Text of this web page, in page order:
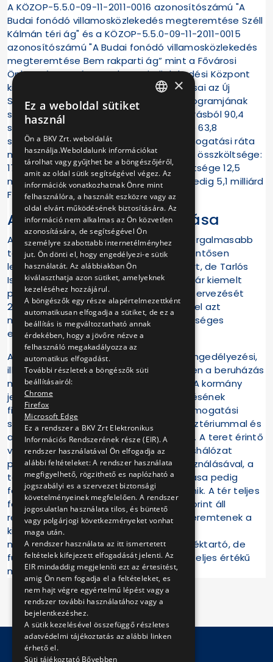
A KÖZOP-5.5.0-09-11-2011-0016 azonosítószámú "A
Budai fonódó villamosközlekedés megteremtése Széll
Kálmán téri ág" és a KÖZOP-5.5.0-09-11-2011-0015
azonosítószámú "A Budai fonódó villamosközlekedés
megteremtése Bem rakparti ág” mint a Fővárosi
Önkormányzat és a Budapesti Közlekedési Központ
kiemelt közlekedésfejlesztési beruházásai az Új
Széchenyi Terv Közlekedési Operatív Programjának
segítségével európai uniós és hazai forrásból 90,4
százalékos (Széll Kálmán téri ág), illetve 63,8
százalékos (Bem rakparti ág) uniós támogatási ráta
mellett valósulnak meg. A budai fonódó összköltsége:
17,6 milliárd Ft, a Széll Kálmán téri ág költsége 12,5
milliárd Ft, a Bem rakparti ág költsége pedig 5,1 milliárd
Ft.
A Széll Kálmán tér felújítása
A Széll Kálmán tér, Budapest egyik legforgalmasabb
terének állapota az utóbbi években jelentősen
leromlott. A korábban több éven át ígért, de Tarlós
István főpolgármester programjában már kiemelt
projektként szereplő fejlesztés érdemi tervezését
2011-ben az alapoktól kezdték meg, mivel azt
megelőzően nem történtek meg a szükséges
előkészítő munkák.
Az elmúlt évek előkészítési, tervezési, engedélyezési,
illetve forrásbiztosítási munkáit követően a beruházás
megszerezte az építési engedélyeket. A kormány
jelentős részben biztosítja a tér átépítésének
finanszírozását, az ehhez szükséges támogatási
szerződések a Nemzeti Fejlesztési Minisztériummal és
a Belügyminisztériummal megköttettek. A teret érintő
villamoshálózat a Budai fonódó villamoshálózat
projekt európai uniós forrásainak felhasználásával, a
tér egyéb kiviteli munkáinak finanszírozása pedig
fővárosi, illetve állami forrásokból történik. A tér teljes
felújítására mintegy nettó 5,2 milliárd forint áll
rendelkezésre. Mindezek lehetőséget teremtenek a
kivitelezési munkák 2014 végén történő
megkezdésére, a Széll Kálmán tér mértéktartó, de
funkcionális és városképi szempontból teljes értékű
megújítására.
×
Ez a weboldal sütiket
használ
Ön a BKV Zrt. weboldalát
használja.Weboldalunk információkat
tárolhat vagy gyűjthet be a böngészőjéről,
amit az oldal sütik segítségével végez. Az
információk vonatkozhatnak Önre mint
felhasználóra, a használt eszközre vagy az
oldal elvárt működésének biztosítására. Az
információ nem alkalmas az Ön közvetlen
azonosítására, de segítségével Ön
személyre szabottabb internetélményhez
jut. Ön dönti el, hogy engedélyezi-e sütik
használatát. Az alábbiakban Ön
kiválaszthatja azon sütiket, amelyeknek
kezeléséhez hozzájárul.
A böngészők egy része alapértelmezettként
automatikusan elfogadja a sütiket, de ez a
beállítás is megváltoztatható annak
érdekében, hogy a jövőre nézve a
felhasználó megakadályozza az
automatikus elfogadást.
További részletek a böngészők süti
beállításairól:
Chrome
Firefox
Microsoft Edge
Ez a rendszer a BKV Zrt Elektronikus
Információs Rendszerének része (EIR). A
rendszer használatával Ön elfogadja az
alábbi feltételeket: A rendszer használata
megfigyelhető, rögzithető es naplózható a
jogszabályi es a szervezet biztonsági
követelményeinek megfelelően. A rendszer
jogosulatlan használata tilos, és büntető
vagy polgárjogi következményeket vonhat
maga után.
A rendszer használata az itt ismertetett
feltételek kifejezett elfogadását jelenti. Az
EIR mindaddig megjeleníti ezt az értesitést,
amig Ön nem fogadja el a feltételeket, es
nem hajt végre egyértelmű lépést vagy a
rendszer további használatához vagy a
bejelentkezéshez.
A sütik kezelésével összefüggő részletes
adatvédelmi tájékoztatás az alábbi linken
érhető el.
Süti tájékoztató Bővebben